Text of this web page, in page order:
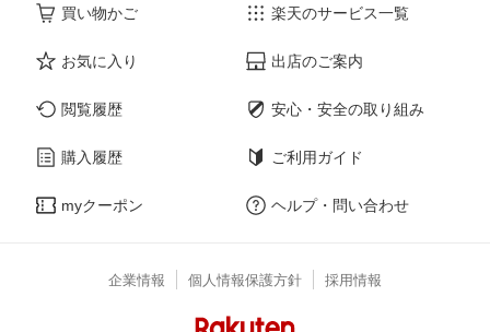
買い物かご
お気に入り
閲覧履歴
購入履歴
myクーポン
楽天のサービス一覧
出店のご案内
安心・安全の取り組み
ご利用ガイド
ヘルプ・問い合わせ
企業情報 個人情報保護方針 採用情報